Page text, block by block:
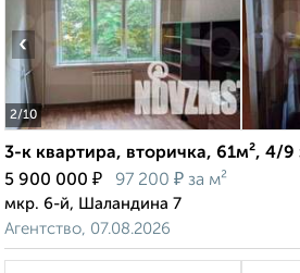
2/10
‹
3-к квартира, вторичка, 61м², 4/9
5 900 000 ₽ 97 200 ₽ за м²
мкр. 6-й, Шаландина 7
Агентство, 07.08.2026